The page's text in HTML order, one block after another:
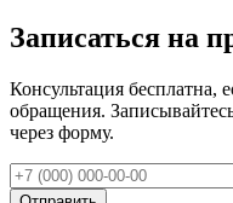
Записаться на
Консультация бесплатна,
обращения.
через форму.